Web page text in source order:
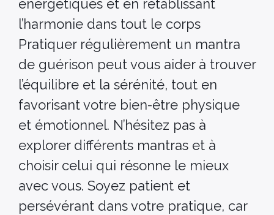
énergétiques et en rétablissant
l’harmonie dans tout le corps
Pratiquer régulièrement un mantra
de guérison peut vous aider à trouver
l’équilibre et la sérénité, tout en
favorisant votre bien-être physique
et émotionnel. N’hésitez pas à
explorer différents mantras et à
choisir celui qui résonne le mieux
avec vous. Soyez patient et
persévérant dans votre pratique, car